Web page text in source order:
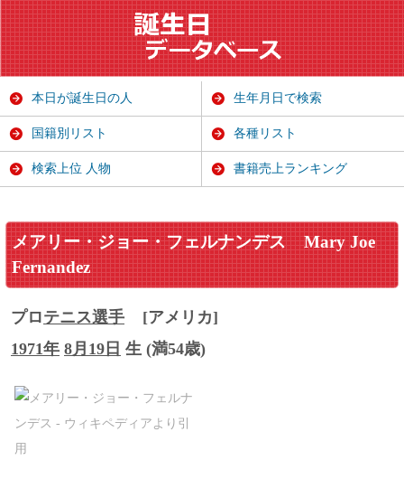
メアリー・ジョー・フェルナンデス
Mary Joe
Fernandez
プロテニス選手
[アメリカ]
1971年 8月19日 生 (満54歳)
本日が誕生日の人 生年月日で検索
国籍別リスト 各種リスト
検索上位 人物 書籍売上ランキング